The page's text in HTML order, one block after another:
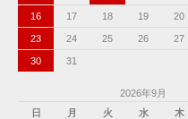
16 17 18 19 20
23 24 25 26 27
30 31
2026年9月
日
月 火 水 木